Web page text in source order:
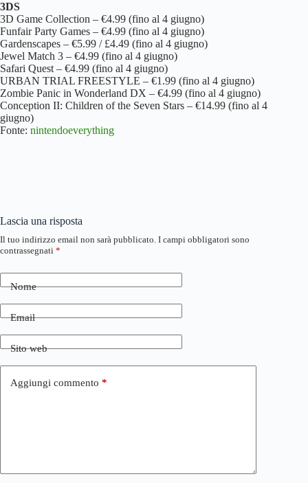
3DS
3D Game Collection – €4.99 (fino al 4 giugno)
Funfair Party Games – €4.99 (fino al 4 giugno)
Gardenscapes – €5.99 / £4.49 (fino al 4 giugno)
Jewel Match 3 – €4.99 (fino al 4 giugno)
Safari Quest – €4.99 (fino al 4 giugno)
URBAN TRIAL FREESTYLE – €1.99 (fino al 4 giugno)
Zombie Panic in Wonderland DX – €4.99 (fino al 4 giugno)
Conception II: Children of the Seven Stars – €14.99 (fino al 4
giugno)
Fonte: nintendoeverything
Lascia una risposta
Il tuo indirizzo email non sarà pubblicato. I campi obbligatori sono
contrassegnati *
Nome
Email
Sito web
Aggiungi commento *